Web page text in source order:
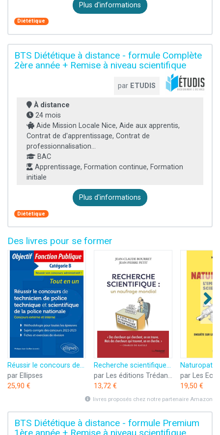
Plus d'informations
Diététique
BTS Diététique à distance - formule Complète
2ère année + Remise à niveau scientifique
par ETUDIS
À distance
24 mois
Aide Mission Locale Nice, Aide aux apprentis,
Contrat de d'apprentissage, Contrat de
professionnalisation...
BAC
Apprentissage, Formation continue, Formation
initiale
Plus d'informations
Diététique
Des livres pour se former
Réussir le concours de technicien de police technique et scientifique de la police nationale: Concours externe et interne Catégorie B
par Ellipses
25,90 €
Recherche scientifique : un naufrage mondial
par Les éditions Trédaniel
13,72 €
par Les
19,50 €
livres proposés chez notre partenaire Amazon
BTS Diététique à distance - formule Premium